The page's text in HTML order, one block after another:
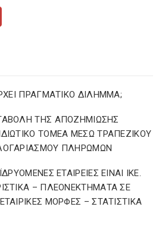
ΠΡΑΓΜΑΤΙΚΟ ΔΙΛΗΜΜΑ;
ΤΗΣ ΑΠΟΖΗΜΙΩΣΗΣ
ΤΟΜΕΑ ΜΕΣΩ ΤΡΑΠΕΖΙΚΟΥ
ΠΛΗΡΩΜΩΝ
ΕΤΑΙΡΕΙΕΣ ΕΙΝΑΙ ΙΚΕ.
– ΠΛΕΟΝΕΚΤΗΜΑΤΑ ΣΕ
ΜΟΡΦΕΣ – ΣΤΑΤΙΣΤΙΚΑ